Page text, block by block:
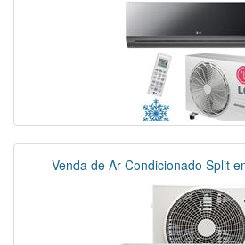
Venda de Ar Condicionado Split